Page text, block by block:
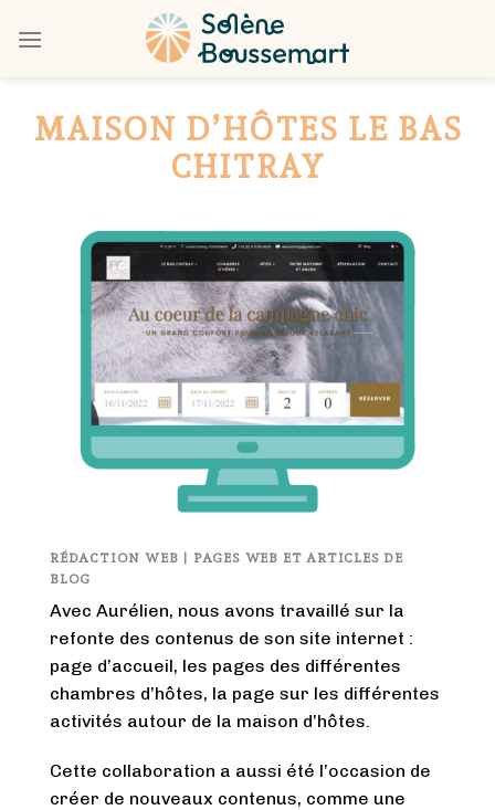
MAISON D’HÔTES LE BAS
CHITRAY
RÉDACTION WEB | PAGES WEB ET ARTICLES DE
BLOG
Avec Aurélien, nous avons travaillé sur la
refonte des contenus de son site internet :
page d’accueil, les pages des différentes
chambres d’hôtes, la page sur les différentes
activités autour de la maison d’hôtes.
Cette collaboration a aussi été l’occasion de
créer de nouveaux contenus, comme une